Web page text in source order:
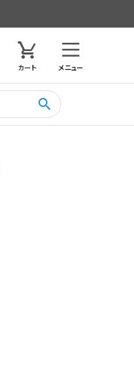
カート メニュー
search